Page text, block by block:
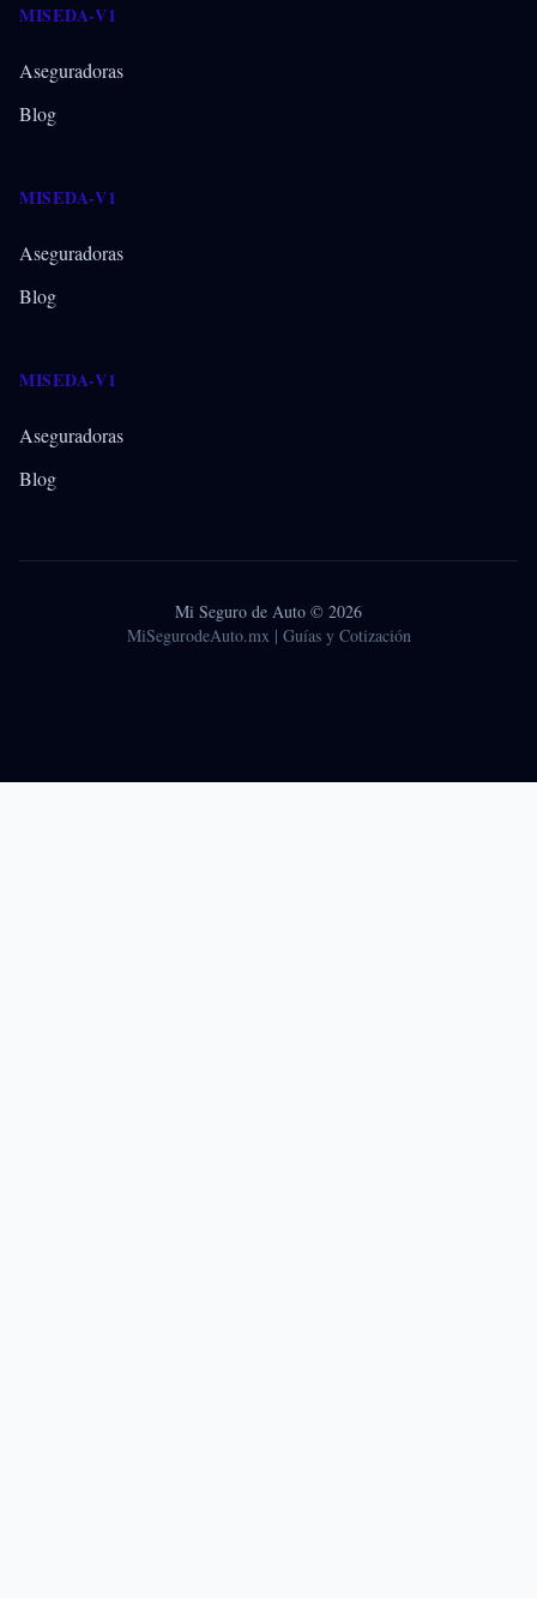
MISEDA-V1
Aseguradoras
Blog
MISEDA-V1
Aseguradoras
Blog
MISEDA-V1
Aseguradoras
Blog
Mi Seguro de Auto © 2026
MiSegurodeAuto.mx | Guías y Cotización